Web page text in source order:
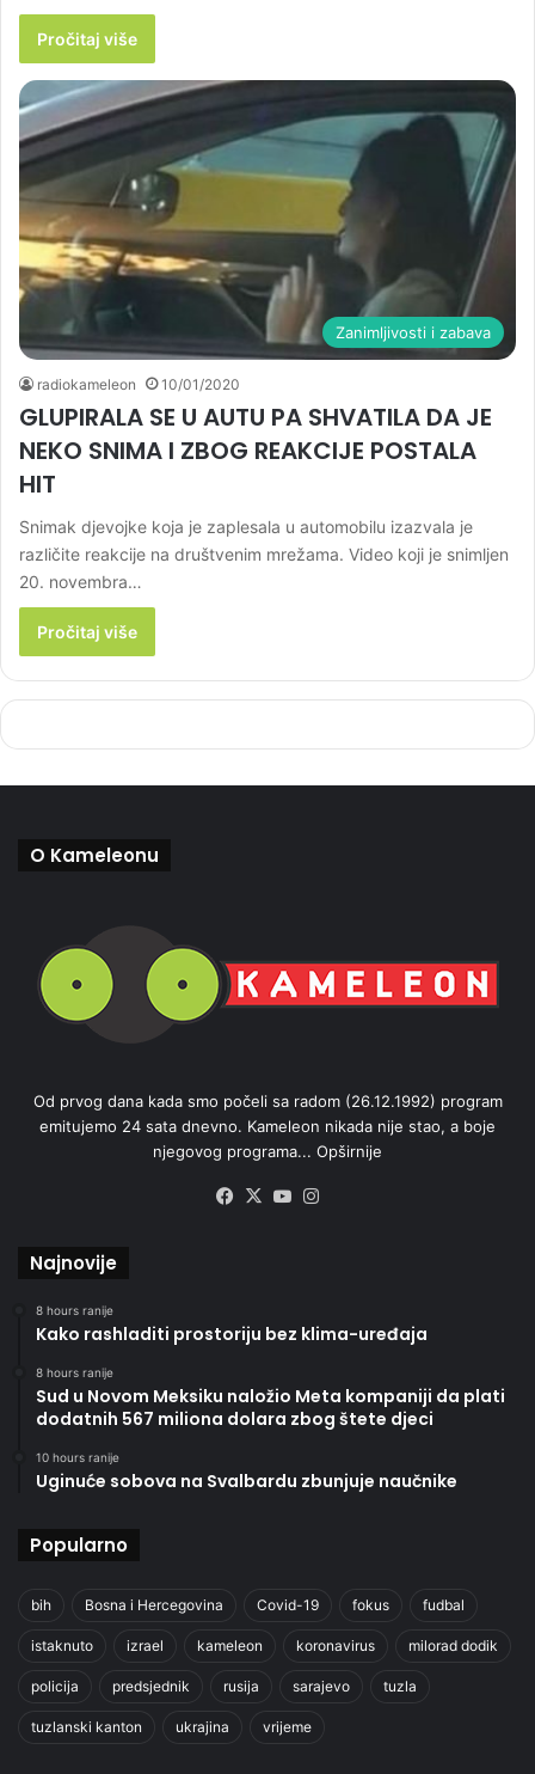
Pročitaj više
Zanimljivosti i zabava
radiokameleon 10/01/2020
GLUPIRALA SE U AUTU PA SHVATILA DA JE
NEKO SNIMA I ZBOG REAKCIJE POSTALA
HIT
Snimak djevojke koja je zaplesala u automobilu izazvala je
različite reakcije na društvenim mrežama. Video koji je snimljen
20. novembra…
Pročitaj više
O Kameleonu
Od prvog dana kada smo počeli sa radom (26.12.1992) program
emitujemo 24 sata dnevno. Kameleon nikada nije stao, a boje
njegovog programa... Opširnije
Facebook
X YouTube
Najnovije
8 hours ranije
Kako rashladiti prostoriju bez klima-uređaja
8 hours ranije
Sud u Novom Meksiku naložio Meta kompaniji da plati
dodatnih 567 miliona dolara zbog štete djeci
10 hours ranije
Uginuće sobova na Svalbardu zbunjuje naučnike
Popularno
bih Bosna i Hercegovina Covid-19 fokus fudbal
istaknuto izrael kameleon koronavirus milorad dodik
policija predsjednik rusija sarajevo tuzla
tuzlanski kanton ukrajina vrijeme